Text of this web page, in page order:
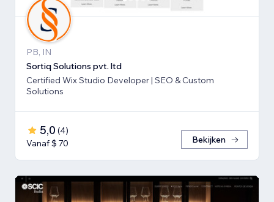
PB, IN
Sortiq Solutions pvt. ltd
Certified Wix Studio Developer | SEO & Custom
Solutions
5,0 (4)
Vanaf $ 70
Bekijken